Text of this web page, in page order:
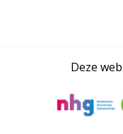
Deze